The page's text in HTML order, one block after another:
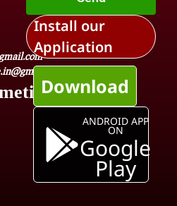
Install our
Application
Download
ANDROID APP
ON
Google
Play